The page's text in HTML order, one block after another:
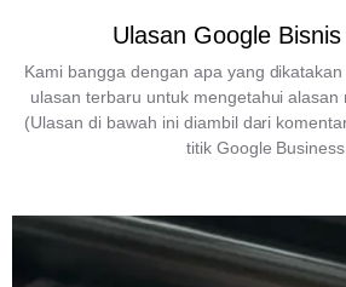
Ulasan Google
Kami bangga dengan apa yang
ulasan terbaru untuk mengetahui alasan
(Ulasan di bawah ini diambil dari
titik Google